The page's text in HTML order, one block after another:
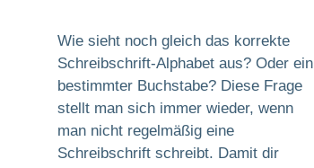
Wie sieht noch gleich das korrekte
Schreibschrift-Alphabet aus? Oder ein
bestimmter Buchstabe? Diese Frage
stellt man sich immer wieder, wenn
man nicht regelmäßig eine
Schreibschrift schreibt. Damit dir